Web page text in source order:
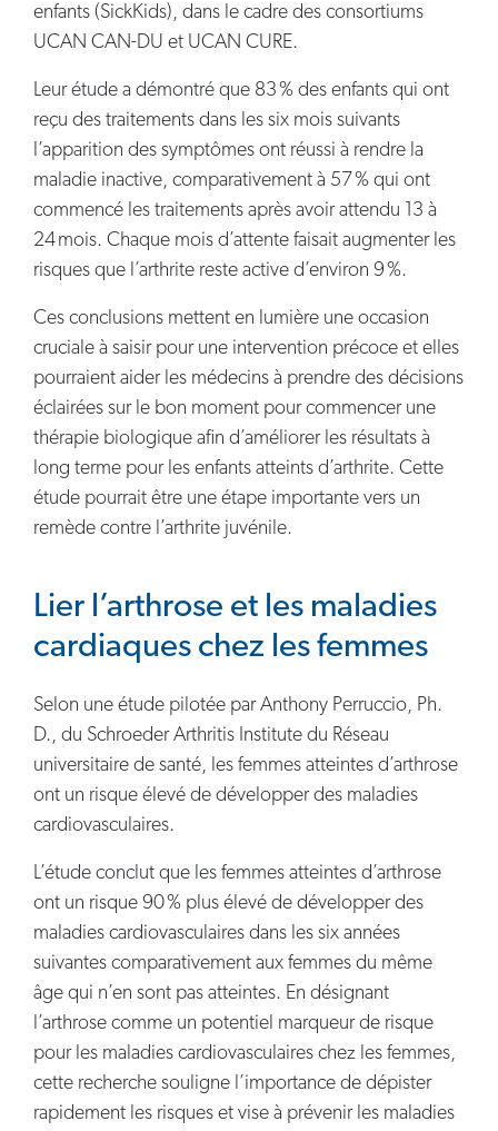
enfants (SickKids), dans le cadre des consortiums
UCAN CAN-DU et UCAN CURE.
Leur étude a démontré que 83 % des enfants qui ont
reçu des traitements dans les six mois suivants
l’apparition des symptômes ont réussi à rendre la
maladie inactive, comparativement à 57 % qui ont
commencé les traitements après avoir attendu 13 à
24 mois. Chaque mois d’attente faisait augmenter les
risques que l’arthrite reste active d’environ 9 %.
Ces conclusions mettent en lumière une occasion
cruciale à saisir pour une intervention précoce et elles
pourraient aider les médecins à prendre des décisions
éclairées sur le bon moment pour commencer une
thérapie biologique afin d’améliorer les résultats à
long terme pour les enfants atteints d’arthrite. Cette
étude pourrait être une étape importante vers un
remède contre l’arthrite juvénile.
Lier l’arthrose et les maladies
cardiaques chez les femmes
Selon une étude pilotée par Anthony Perruccio, Ph.
D., du Schroeder Arthritis Institute du Réseau
universitaire de santé, les femmes atteintes d’arthrose
ont un risque élevé de développer des maladies
cardiovasculaires.
L’étude conclut que les femmes atteintes d’arthrose
ont un risque 90 % plus élevé de développer des
maladies cardiovasculaires dans les six années
suivantes comparativement aux femmes du même
âge qui n’en sont pas atteintes. En désignant
l’arthrose comme un potentiel marqueur de risque
pour les maladies cardiovasculaires chez les femmes,
cette recherche souligne l’importance de dépister
rapidement les risques et vise à prévenir les maladies